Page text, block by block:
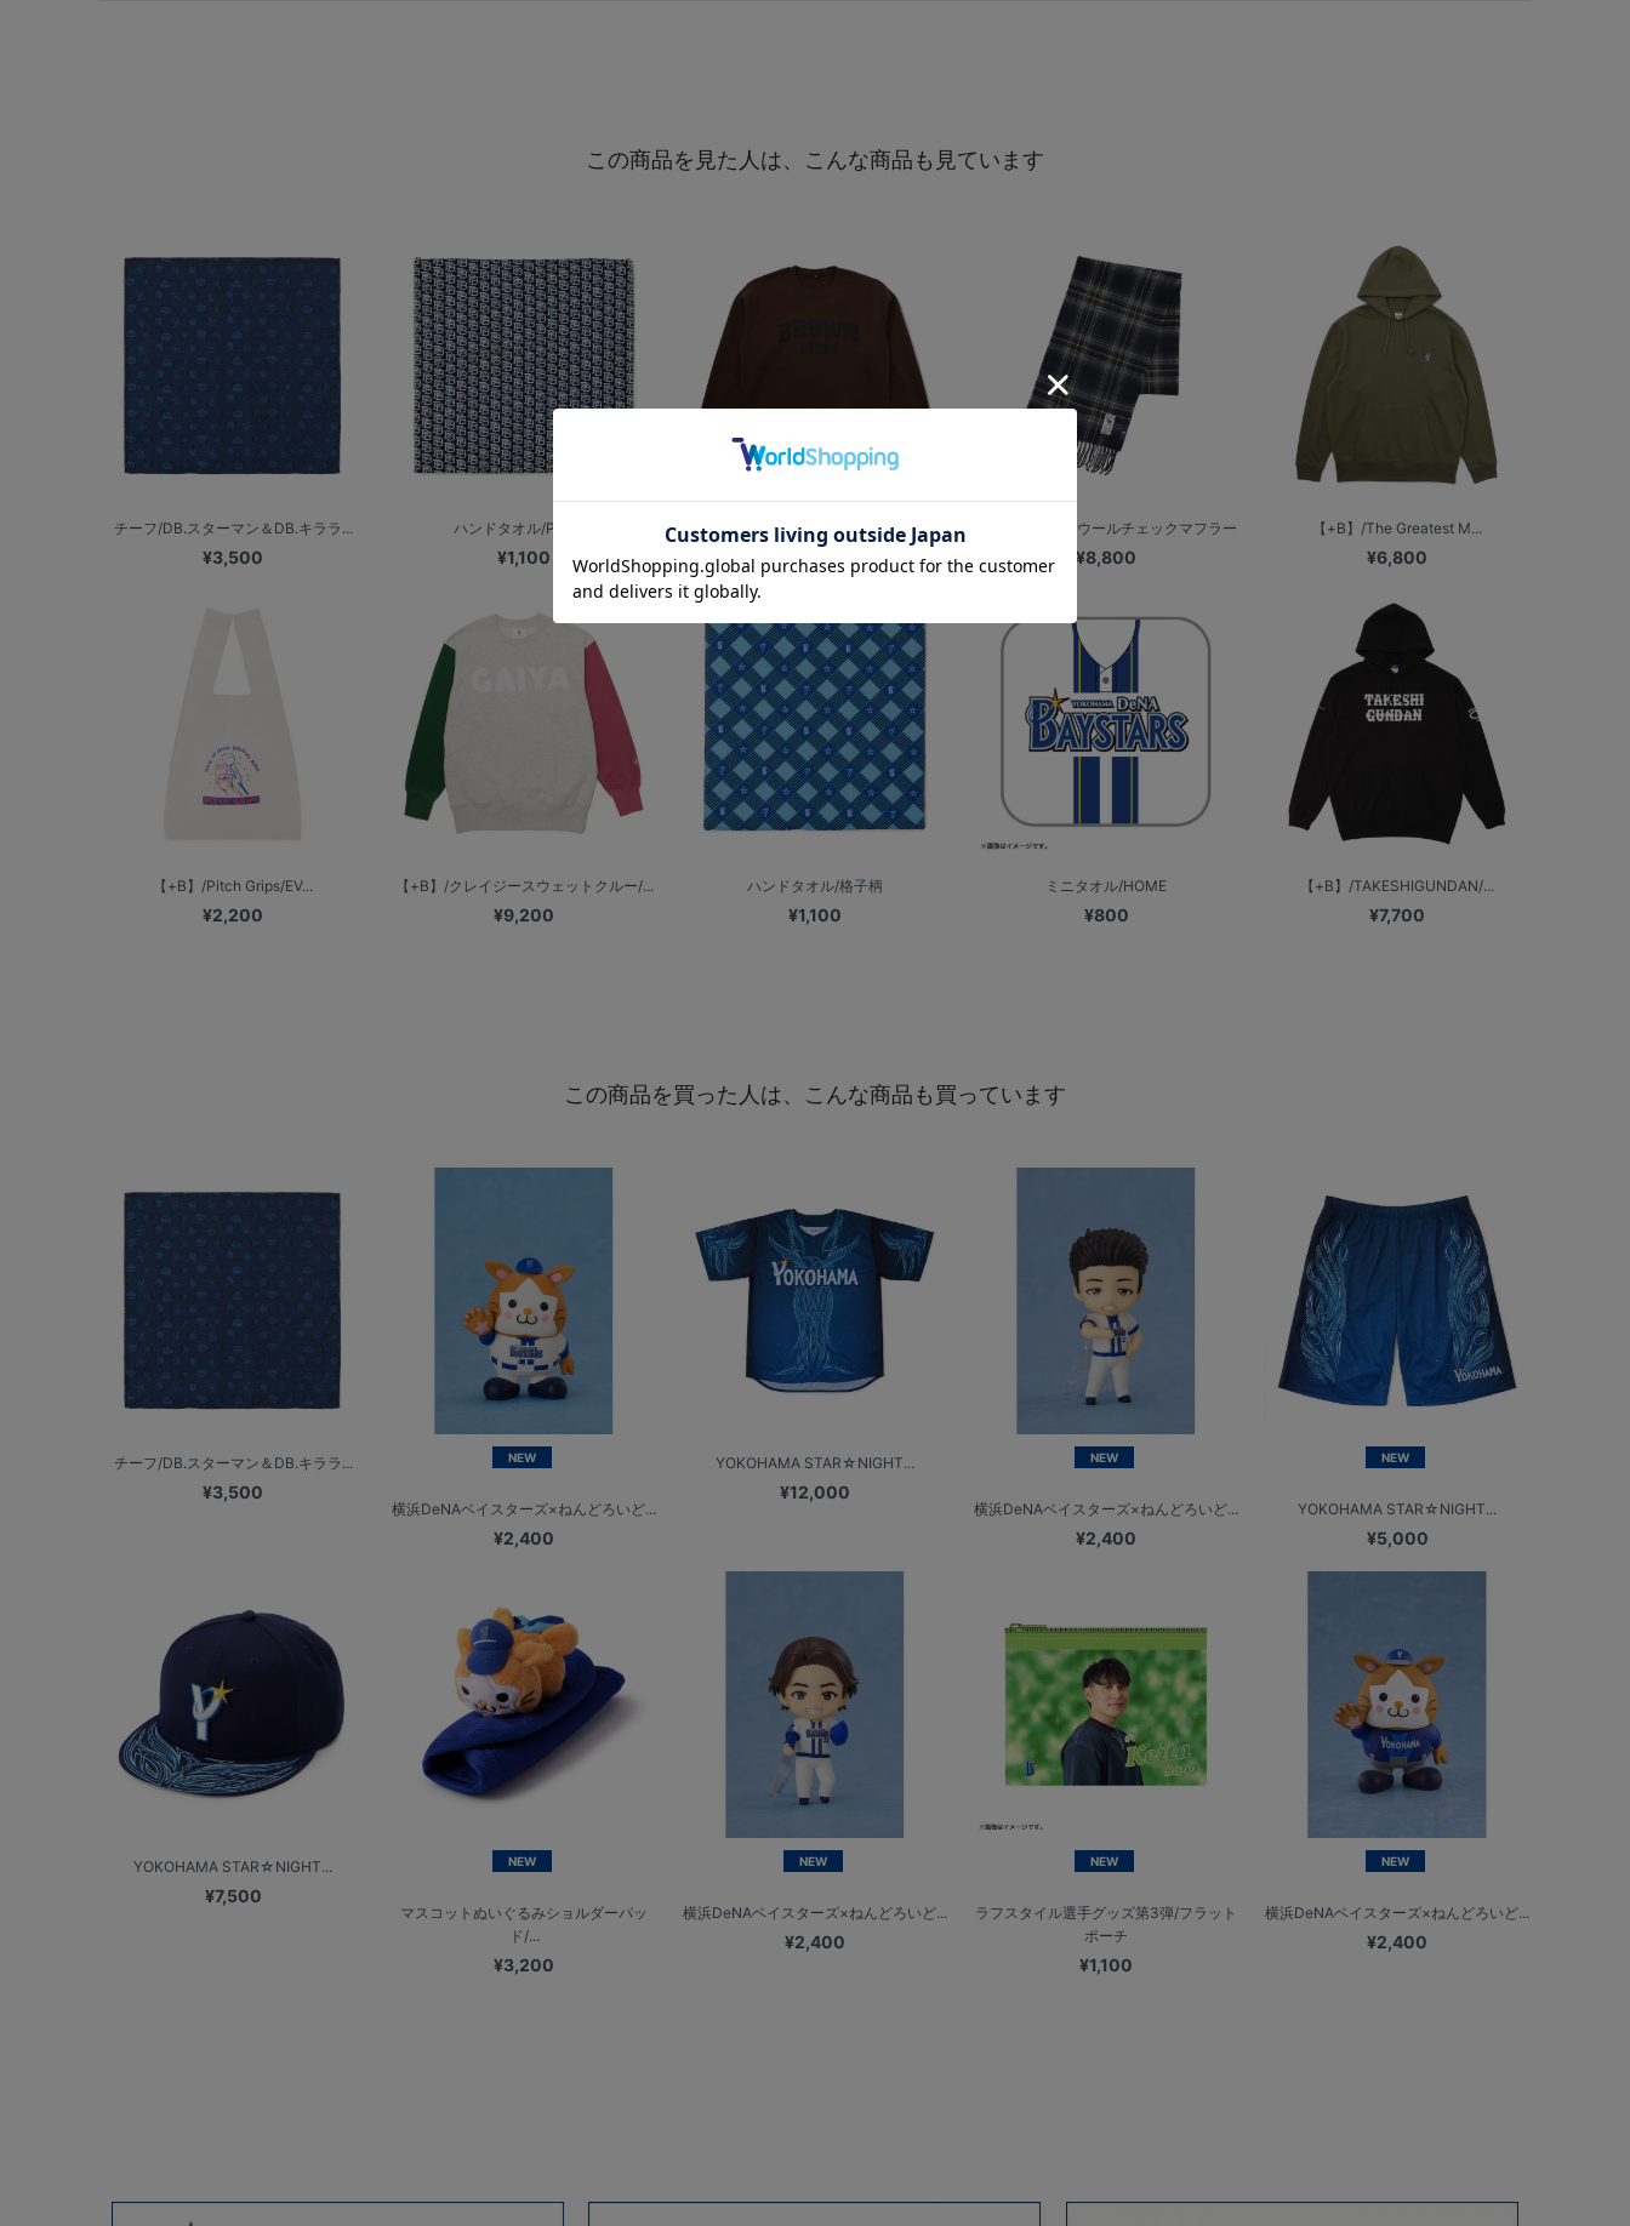
この商品を見た人は、こんな商品も見ています
チーフ/DB.スターマン＆DB.キララ...
¥3,500
ハンドタオル/PBロゴ
¥1,100
【+B】/Brown Universi...
¥7,000
【＋B】/ラムズウールチェックマフラー
¥8,800
【+B】/The Greatest M...
¥6,800
【+B】/Pitch Grips/EV...
¥2,200
【+B】/クレイジースウェットクルー/...
¥9,200
ハンドタオル/格子柄
¥1,100
ミニタオル/HOME
¥800
【+B】/TAKESHIGUNDAN/...
¥7,700
この商品を買った人は、こんな商品も買っています
チーフ/DB.スターマン＆DB.キララ...
¥3,500
NEW
横浜DeNAベイスターズ×ねんどろいど...
¥2,400
YOKOHAMA STAR☆NIGHT...
¥12,000
NEW
横浜DeNAベイスターズ×ねんどろいど...
¥2,400
NEW
YOKOHAMA STAR☆NIGHT...
¥5,000
YOKOHAMA STAR☆NIGHT...
¥7,500
NEW
マスコットぬいぐるみショルダーパッ
ド/...
¥3,200
NEW
横浜DeNAベイスターズ×ねんどろいど...
¥2,400
NEW
ラフスタイル選手グッズ第3弾/フラット
ポーチ
¥1,100
NEW
横浜DeNAベイスターズ×ねんどろいど...
¥2,400